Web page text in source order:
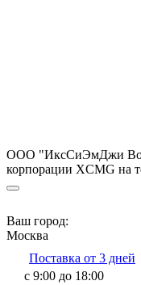
ООО "ИксСиЭмДжи
корпорации XCMG на
Ваш город:
Москва
Поставка от 3 дней
с 9:00 до 18:00